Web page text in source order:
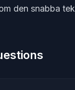
den snabba